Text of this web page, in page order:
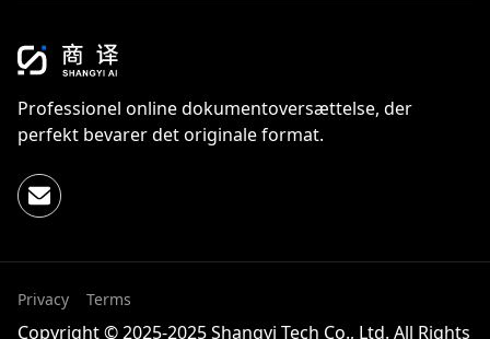
Professionel online dokumentoversættelse, der
perfekt bevarer det originale format.
Privacy Terms
Copyright © 2025-2025 Shangyi Tech Co., Ltd. All Rights